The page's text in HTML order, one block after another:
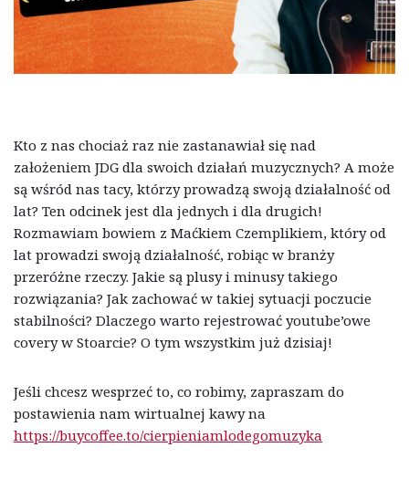
Kto z nas chociaż raz nie zastanawiał się nad
założeniem JDG dla swoich działań muzycznych? A może
są wśród nas tacy, którzy prowadzą swoją działalność od
lat? Ten odcinek jest dla jednych i dla drugich!
Rozmawiam bowiem z Maćkiem Czemplikiem, który od
lat prowadzi swoją działalność, robiąc w branży
przeróżne rzeczy. Jakie są plusy i minusy takiego
rozwiązania? Jak zachować w takiej sytuacji poczucie
stabilności? Dlaczego warto rejestrować youtube’owe
covery w Stoarcie? O tym wszystkim już dzisiaj!
Jeśli chcesz wesprzeć to, co robimy, zapraszam do
postawienia nam wirtualnej kawy na
https://buycoffee.to/cierpieniamlodegomuzyka